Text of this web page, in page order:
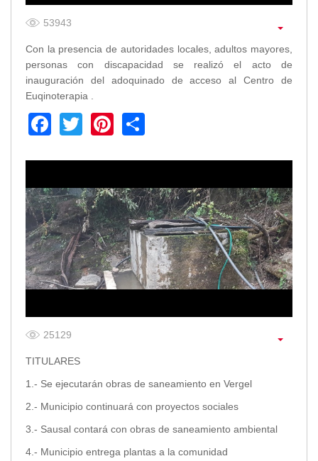
53943
Con la presencia de autoridades locales, adultos mayores,
personas con discapacidad se realizó el acto de
inauguración del adoquinado de acceso al Centro de
Euqinoterapia .
Facebook
TwitterPinterest
25129
TITULARES
1.- Se ejecutarán obras de saneamiento en Vergel
2.- Municipio continuará con proyectos sociales
3.- Sausal contará con obras de saneamiento ambiental
4.- Municipio entrega plantas a la comunidad
2021
2019
2018
2017
2014
2012
2022
2021
2020
2019
2018
2017
Protección de Derechos
2021
2020
2017